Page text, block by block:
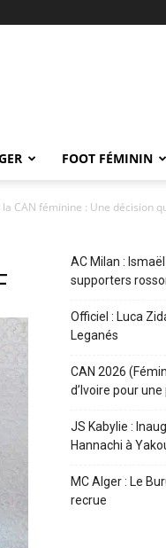
FOOT FÉMININ
la CAN féminine : Une décision
AC Milan :
supporters
Officiel : Luca
Leganés
CAN 2026
d’Ivoire pour
JS Kabylie :
Hannachi à
MC Alger : Le
recrue